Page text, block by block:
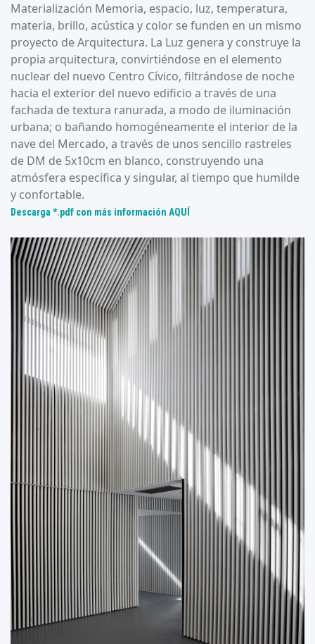
Materialización Memoria, espacio, luz, temperatura,
materia, brillo, acústica y color se funden en un mismo
proyecto de Arquitectura. La Luz genera y construye la
propia arquitectura, convirtiéndose en el elemento
nuclear del nuevo Centro Cívico, filtrándose de noche
hacia el exterior del nuevo edificio a través de una
fachada de textura ranurada, a modo de iluminación
urbana; o bañando homogéneamente el interior de la
nave del Mercado, a través de unos sencillo rastreles
de DM de 5x10cm en blanco, construyendo una
atmósfera específica y singular, al tiempo que humilde
y confortable.
Descarga *.pdf con más información AQUÍ